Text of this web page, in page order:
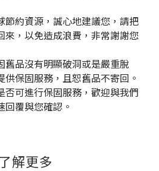
節約資源，誠心地建議您，請把
來，以免造成浪費，非常謝謝您
舊品沒有明顯破洞或是嚴重脫
供保固服務，且恕舊品不寄回。
否可進行保固服務，歡迎與我們
覆與您確認。
了解更多